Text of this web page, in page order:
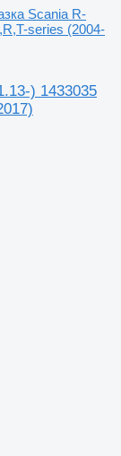
Scania R-
series (2004-
) 1433035